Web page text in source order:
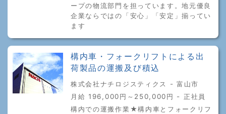
ープの物流部門を担っています。地元優良
企業ならではの「安心」「安定」揃ってい
ます
構内車・フォークリフトによる出
荷製品の運搬及び積込
株式会社ナチロジスティクス - 富山市
月給 196,000円～250,000円 - 正社員
構内での運搬作業★構内車とフォークリフ